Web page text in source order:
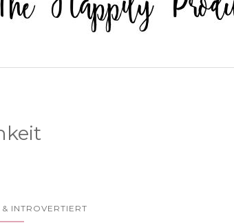
INTROVERTIERT